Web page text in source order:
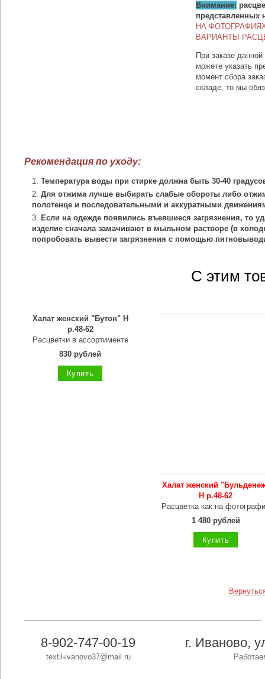
Внимание:
представленных
НА
ВАРИАНТЫ
При заказе
можете указать
момент сбора
складе, то мы
Рекомендация по уходу:
Температура воды при стирке должна быть 30-40
Для отжима лучше выбирать слабые обороты либо
полотенце и последовательными и аккуратными
Если на одежде появились въевшиеся загрязнения, то
изделие сначала замачивают в мыльном растворе (в
попробовать вывести загрязнения с помощью
С этим
Халат женский "Бутон" Н
р.48-62
Расцветки в ассортименте
830 рублей
Купить
Халат женский
Н р.48-62
Расцветка как на
1 480 рублей
Купить
8-902-747-00-19
textil-ivanovo37@mail.ru
г. Иваново,